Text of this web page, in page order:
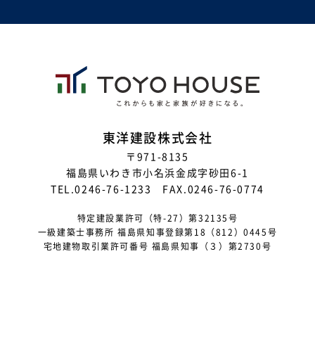
2025年7月
2025年6月
2025年5月
2025年4月
2025年3月
2025年2月
東洋建設株式会社
〒971-8135
福島県いわき市小名浜金成字砂田6-1
TEL.0246-76-1233 FAX.0246-76-0774
特定建設業許可（特-27）第32135号
一級建築士事務所 福島県知事登録第18（812）0445号
宅地建物取引業許可番号 福島県知事（３）第2730号